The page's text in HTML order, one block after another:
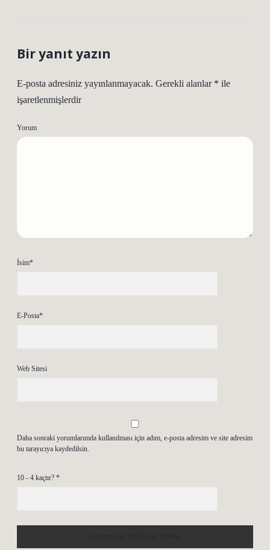
Bir yanıt yazın
E-posta adresiniz yayınlanmayacak. Gerekli alanlar * ile
işaretlenmişlerdir
Yorum
İsim*
E-Posta*
Web Sitesi
Daha sonraki yorumlarımda kullanılması için adım, e-posta adresim ve site adresim
bu tarayıcıya kaydedilsin.
10 - 4 kaçtır? *